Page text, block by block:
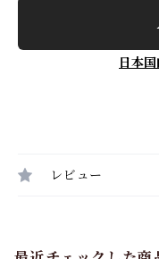
日本
レビュー